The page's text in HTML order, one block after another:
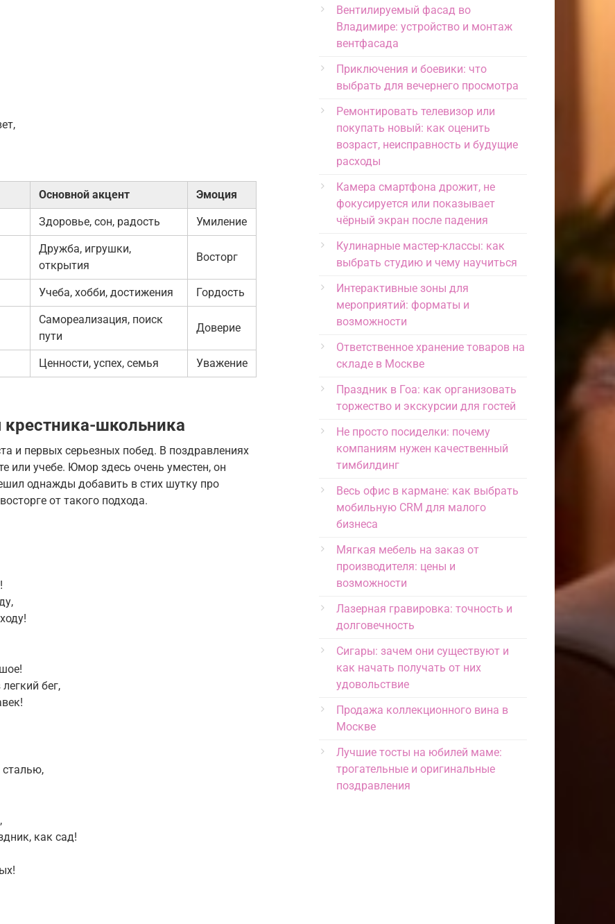
Основной акцент Эмоция
Здоровье, сон, радость Умиление
Дружба, игрушки,
открытия
Восторг
Учеба, хобби, достижения Гордость
Самореализация, поиск
пути
Доверие
Ценности, успех, семья Уважение
школьника
и первых серьезных побед. В поздравлениях
или учебе. Юмор здесь очень уместен, он
однажды добавить в стих шутку про
от такого подхода.
бег,
сталью,
как сад!
Вентилируемый фасад во
Владимире: устройство и монтаж
вентфасада
Приключения и боевики: что
выбрать для вечернего просмотра
Ремонтировать телевизор или
покупать новый: как оценить
возраст, неисправность и будущие
расходы
Камера смартфона дрожит, не
фокусируется или показывает
чёрный экран после падения
Кулинарные мастер-классы: как
выбрать студию и чему научиться
Интерактивные зоны для
мероприятий: форматы и
возможности
Ответственное хранение товаров на
складе в Москве
Праздник в Гоа: как организовать
торжество и экскурсии для гостей
Не просто посиделки: почему
компаниям нужен качественный
тимбилдинг
Весь офис в кармане: как выбрать
мобильную CRM для малого
бизнеса
Мягкая мебель на заказ от
производителя: цены и
возможности
Лазерная гравировка: точность и
долговечность
Сигары: зачем они существуют и
как начать получать от них
удовольствие
Продажа коллекционного вина в
Москве
Лучшие тосты на юбилей маме:
трогательные и оригинальные
поздравления